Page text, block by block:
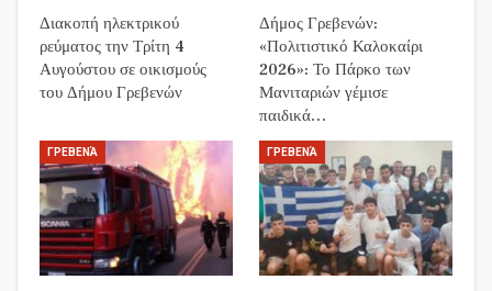
Διακοπή ηλεκτρικού
ρεύματος την Τρίτη 4
Αυγούστου σε οικισμούς
του Δήμου Γρεβενών
Δήμος Γρεβενών:
«Πολιτιστικό Καλοκαίρι
2026»: Το Πάρκο των
Μανιταριών γέμισε
παιδικά…
ΓΡΕΒΕΝΆ ΓΡΕΒΕΝΆ